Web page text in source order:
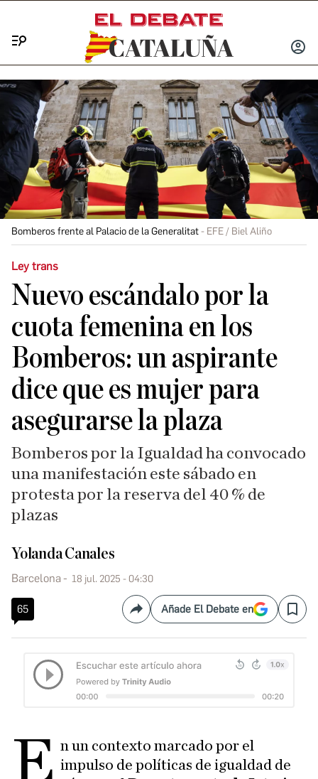
INICIAR
Bomberos frente al Palacio de la Generalitat EFE / Biel Aliño
Ley trans
Nuevo escándalo por la
cuota femenina en los
Bomberos: un aspirante
dice que es mujer para
asegurarse la plaza
Bomberos por la Igualdad ha convocado
una manifestación este sábado en
protesta por la reserva del 40 % de
plazas
Yolanda Canales
Barcelona 18 jul. 2025 - 04:30
65 CompartirAñade El Debate en Save
E n un contexto marcado por el
impulso de políticas de igualdad de